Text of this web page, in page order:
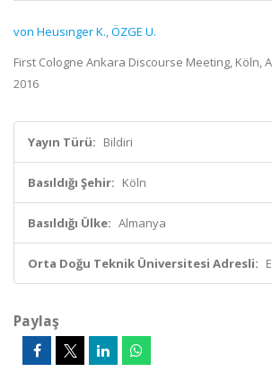
von Heusınger K.,ÖZGE U.
First Cologne Ankara Discourse Meeting, Köln,
2016
Yayın Türü: Bildiri
Basıldığı Şehir: Köln
Basıldığı Ülke: Almanya
Orta Doğu Teknik Üniversitesi Adresli:
Paylaş